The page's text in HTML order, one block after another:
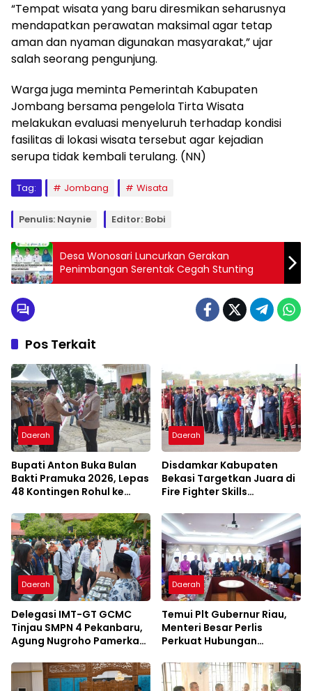
“Tempat wisata yang baru diresmikan seharusnya
mendapatkan perawatan maksimal agar tetap
aman dan nyaman digunakan masyarakat,” ujar
salah seorang pengunjung.
Warga juga meminta Pemerintah Kabupaten
Jombang bersama pengelola Tirta Wisata
melakukan evaluasi menyeluruh terhadap kondisi
fasilitas di lokasi wisata tersebut agar kejadian
serupa tidak kembali terulang. (NN)
Tag: Jombang Wisata
Penulis: Naynie Editor: Bobi
Desa Wonosari Luncurkan Gerakan
Penimbangan Serentak Cegah Stunting
Pos Terkait
Daerah
Bupati Anton Buka Bulan
Bakti Pramuka 2026, Lepas
48 Kontingen Rohul ke
Daerah
Disdamkar Kabupaten
Bekasi Targetkan Juara di
Fire Fighter Skills
2027
Daerah
Delegasi IMT-GT GCMC
Tinjau SMPN 4 Pekanbaru,
Agung Nugroho Pamerkan
Daerah
Temui Plt Gubernur Riau,
Menteri Besar Perlis
Perkuat Hubungan